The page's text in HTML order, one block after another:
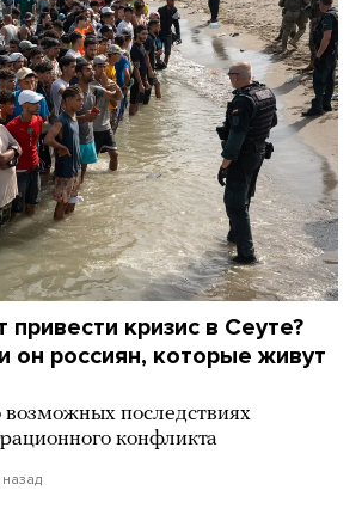
кризис в Сеуте?
он россиян, которые живут
возможных последствиях
конфликта